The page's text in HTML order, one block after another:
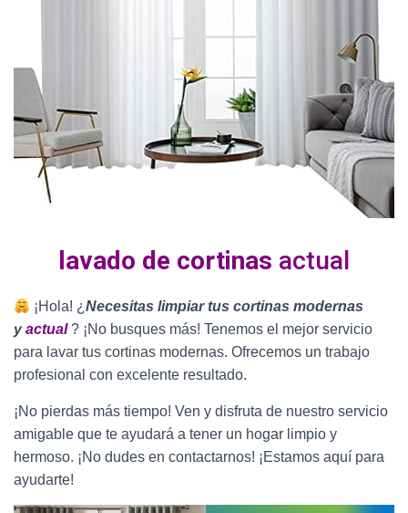
lavado de cortinas actual
¡Hola! ¿Necesitas limpiar tus cortinas modernas
yactual? ¡No busques más! Tenemos el mejor servicio
para lavar tus cortinas modernas. Ofrecemos un trabajo
profesional con excelente resultado.
¡No pierdas más tiempo! Ven y disfruta de nuestro servicio
amigable que te ayudará a tener un hogar limpio y
hermoso. ¡No dudes en contactarnos! ¡Estamos aquí para
ayudarte!